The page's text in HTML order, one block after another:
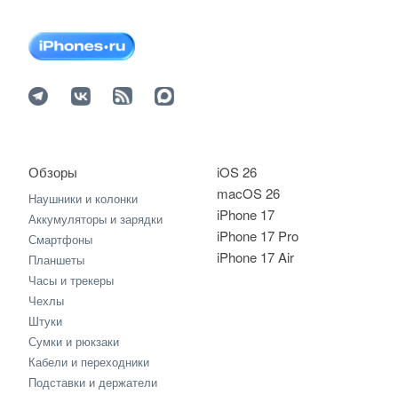
iOS 26
macOS 26
iPhone 17
iPhone 17 Pro
iPhone 17 Air
Обзоры
Наушники и колонки
Аккумуляторы и зарядки
Смартфоны
Планшеты
Часы и трекеры
Чехлы
Штуки
Сумки и рюкзаки
Кабели и переходники
Подставки и держатели